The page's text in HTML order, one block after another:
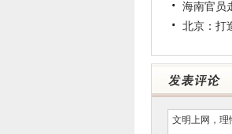
海南官员
北京：打